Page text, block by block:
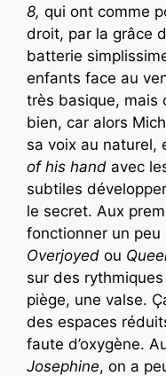
8, qui ont comme
droit, par la grâce
batterie
enfants face au
très basique, mais
bien, car alors
sa voix au naturel,
of his hand avec
subtiles
le secret. Aux
fonctionner un
Overjoyed ou
sur des
piège, une valse.
des espaces
faute d’oxygène.
Josephine, on a